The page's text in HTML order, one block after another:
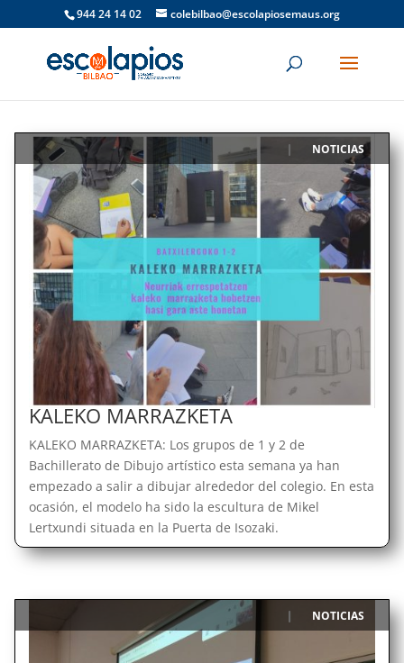
944 24 14 02 colebilbao@escolapiosemaus.org
KALEKO MARRAZKETA
NOTICIAS
KALEKO MARRAZKETA: Los grupos de 1 y 2 de
Bachillerato de Dibujo artístico esta semana ya han
empezado a salir a dibujar alrededor del colegio. En esta
ocasión, el modelo ha sido la escultura de Mikel
Lertxundi situada en la Puerta de Isozaki.
NOTICIAS